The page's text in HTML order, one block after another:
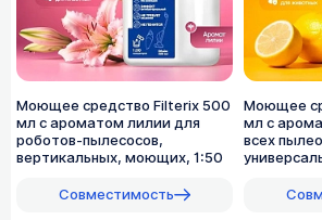
Моющее средство Filterix 500
мл с ароматом лилии для
роботов-пылесосов,
вертикальных, моющих, 1:50
Совместимость
Моющее
мл с
всех